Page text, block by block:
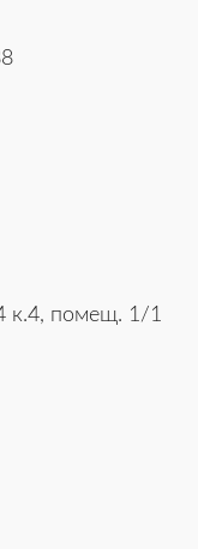
к.4, помещ. 1/1